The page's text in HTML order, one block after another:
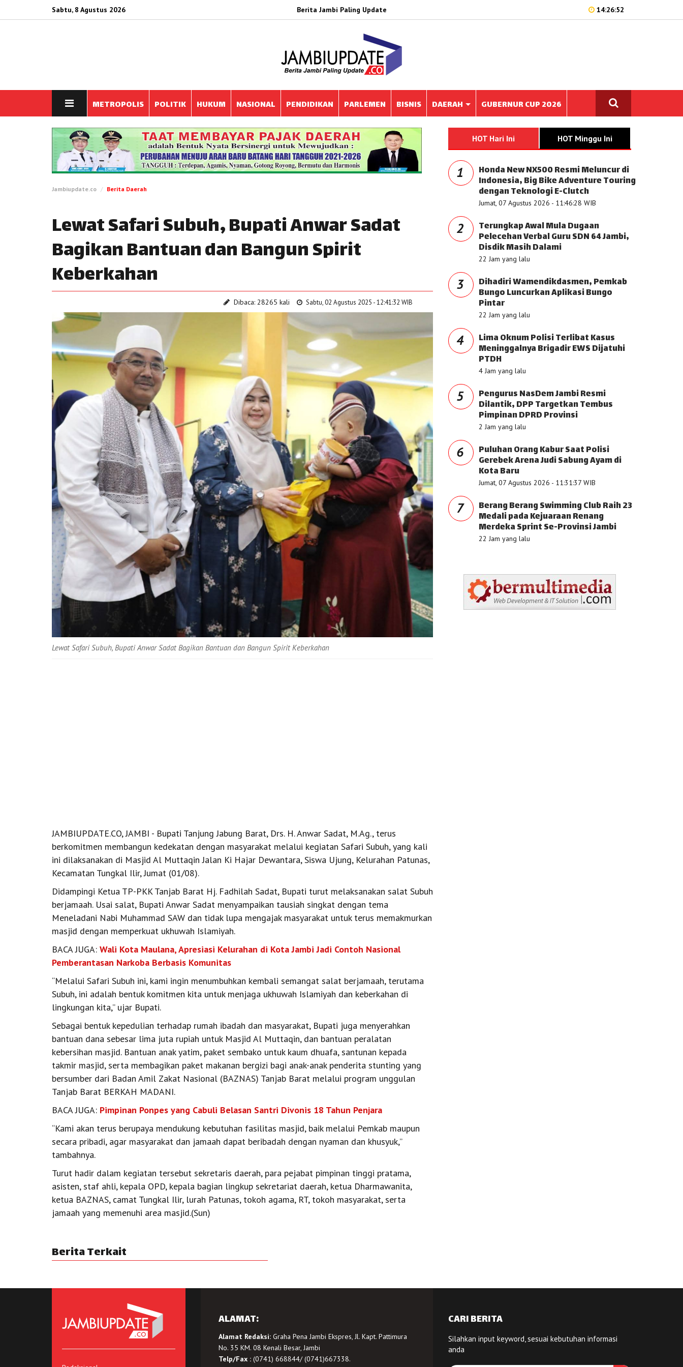
Sabtu, 8 Agustus 2026 Berita Jambi Paling Update 14:26:52
METROPOLIS POLITIK HUKUM NASIONAL PENDIDIKAN PARLEMEN BISNIS DAERAH GUBERNUR CUP 2026
Jambiupdate.co Berita Daerah
Lewat Safari Subuh, Bupati Anwar Sadat
Bagikan Bantuan dan Bangun Spirit
Keberkahan
Dibaca: 28265 kali Sabtu, 02 Agustus 2025 - 12:41:32 WIB
Lewat Safari Subuh, Bupati Anwar Sadat Bagikan Bantuan dan Bangun Spirit Keberkahan
JAMBIUPDATE.CO, JAMBI - Bupati Tanjung Jabung Barat, Drs. H. Anwar Sadat, M.Ag., terus
berkomitmen membangun kedekatan dengan masyarakat melalui kegiatan Safari Subuh, yang kali
ini dilaksanakan di Masjid Al Muttaqin Jalan Ki Hajar Dewantara, Siswa Ujung, Kelurahan Patunas,
Kecamatan Tungkal Ilir, Jumat (01/08).
Didampingi Ketua TP-PKK Tanjab Barat Hj. Fadhilah Sadat, Bupati turut melaksanakan salat Subuh
berjamaah. Usai salat, Bupati Anwar Sadat menyampaikan tausiah singkat dengan tema
Meneladani Nabi Muhammad SAW dan tidak lupa mengajak masyarakat untuk terus memakmurkan
masjid dengan memperkuat ukhuwah Islamiyah.
BACA JUGA: Wali Kota Maulana, Apresiasi Kelurahan di Kota Jambi Jadi Contoh Nasional
Pemberantasan Narkoba Berbasis Komunitas
“Melalui Safari Subuh ini, kami ingin menumbuhkan kembali semangat salat berjamaah, terutama
Subuh, ini adalah bentuk komitmen kita untuk menjaga ukhuwah Islamiyah dan keberkahan di
lingkungan kita,” ujar Bupati.
Sebagai bentuk kepedulian terhadap rumah ibadah dan masyarakat, Bupati juga menyerahkan
bantuan dana sebesar lima juta rupiah untuk Masjid Al Muttaqin, dan bantuan peralatan
kebersihan masjid. Bantuan anak yatim, paket sembako untuk kaum dhuafa, santunan kepada
takmir masjid, serta membagikan paket makanan bergizi bagi anak-anak penderita stunting yang
bersumber dari Badan Amil Zakat Nasional (BAZNAS) Tanjab Barat melalui program unggulan
Tanjab Barat BERKAH MADANI.
BACA JUGA: Pimpinan Ponpes yang Cabuli Belasan Santri Divonis 18 Tahun Penjara
“Kami akan terus berupaya mendukung kebutuhan fasilitas masjid, baik melalui Pemkab maupun
secara pribadi, agar masyarakat dan jamaah dapat beribadah dengan nyaman dan khusyuk,”
tambahnya.
Turut hadir dalam kegiatan tersebut sekretaris daerah, para pejabat pimpinan tinggi pratama,
asisten, staf ahli, kepala OPD, kepala bagian lingkup sekretariat daerah, ketua Dharmawanita,
ketua BAZNAS, camat Tungkal Ilir, lurah Patunas, tokoh agama, RT, tokoh masyarakat, serta
jamaah yang memenuhi area masjid.(Sun)
Berita Terkait
HOT Hari Ini HOT Minggu Ini
1 Honda New NX500 Resmi Meluncur di
Indonesia, Big Bike Adventure Touring
dengan Teknologi E-Clutch
Jumat, 07 Agustus 2026 - 11:46:28 WIB
2 Terungkap Awal Mula Dugaan
Pelecehan Verbal Guru SDN 64 Jambi,
Disdik Masih Dalami
22 Jam yang lalu
3 Dihadiri Wamendikdasmen, Pemkab
Bungo Luncurkan Aplikasi Bungo
Pintar
22 Jam yang lalu
4 Lima Oknum Polisi Terlibat Kasus
Meninggalnya Brigadir EWS Dijatuhi
PTDH
4 Jam yang lalu
5 Pengurus NasDem Jambi Resmi
Dilantik, DPP Targetkan Tembus
Pimpinan DPRD Provinsi
2 Jam yang lalu
6 Puluhan Orang Kabur Saat Polisi
Gerebek Arena Judi Sabung Ayam di
Kota Baru
Jumat, 07 Agustus 2026 - 11:31:37 WIB
7 Berang Berang Swimming Club Raih 23
Medali pada Kejuaraan Renang
Merdeka Sprint Se-Provinsi Jambi
22 Jam yang lalu
ALAMAT:
Alamat Redaksi:Graha Pena Jambi Ekspres, Jl. Kapt. Pattimura
No. 35 KM. 08 Kenali Besar, Jambi
Telp/Fax :(0741) 668844/ (0741)667338.
CARI BERITA
Silahkan input keyword, sesuai kebutuhan informasi
anda